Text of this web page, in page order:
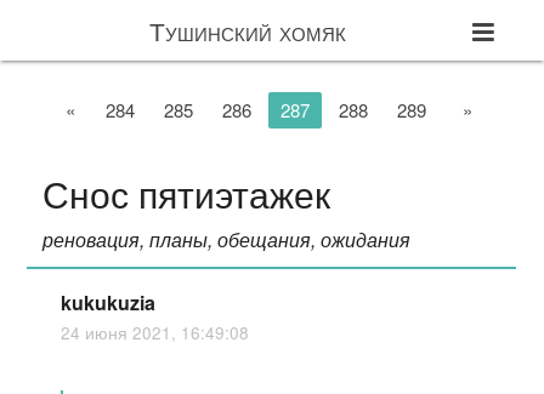
Тушинский хомяк
« 284 285 286 287 288 289 »
Снос пятиэтажек
реновация, планы, обещания, ожидания
kukukuzia
24 июня 2021, 16:49:08